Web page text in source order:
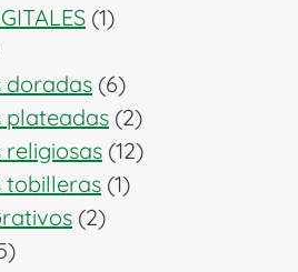
productos
11
doradas 66
productos
plateadas 22
productos
religiosas 1212
tobilleras 11
22
5